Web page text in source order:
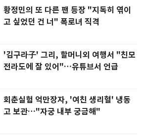
황정민의 또 다른 팬 등장 "지독히 엮이
고 싶었던 건 너" 폭로녀 직격
'김구라子' 그리, 할머니외 여행서 "친모
전라도에 잘 있어"…유튜브서 언급
회춘실험 억만장자, '여친 생리혈' 냉동
고 보관…"자궁 내부 궁금해"